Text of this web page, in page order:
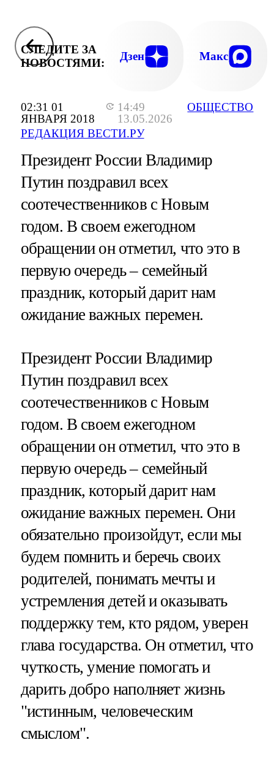
02:31 01
ЯНВАРЯ 2018
14:49
13.05.2026
РЕДАКЦИЯ ВЕСТИ.РУ
ОБЩЕСТВО
СЛЕДИТЕ ЗА
НОВОСТЯМИ:
Дзен Макс
Президент России Владимир
Путин поздравил всех
соотечественников с Новым
годом. В своем ежегодном
обращении он отметил, что это в
первую очередь – семейный
праздник, который дарит нам
ожидание важных перемен.
Президент России Владимир
Путин поздравил всех
соотечественников с Новым
годом. В своем ежегодном
обращении он отметил, что это в
первую очередь – семейный
праздник, который дарит нам
ожидание важных перемен. Они
обязательно произойдут, если мы
будем помнить и беречь своих
родителей, понимать мечты и
устремления детей и оказывать
поддержку тем, кто рядом, уверен
глава государства. Он отметил, что
чуткость, умение помогать и
дарить добро наполняет жизнь
"истинным, человеческим
смыслом".